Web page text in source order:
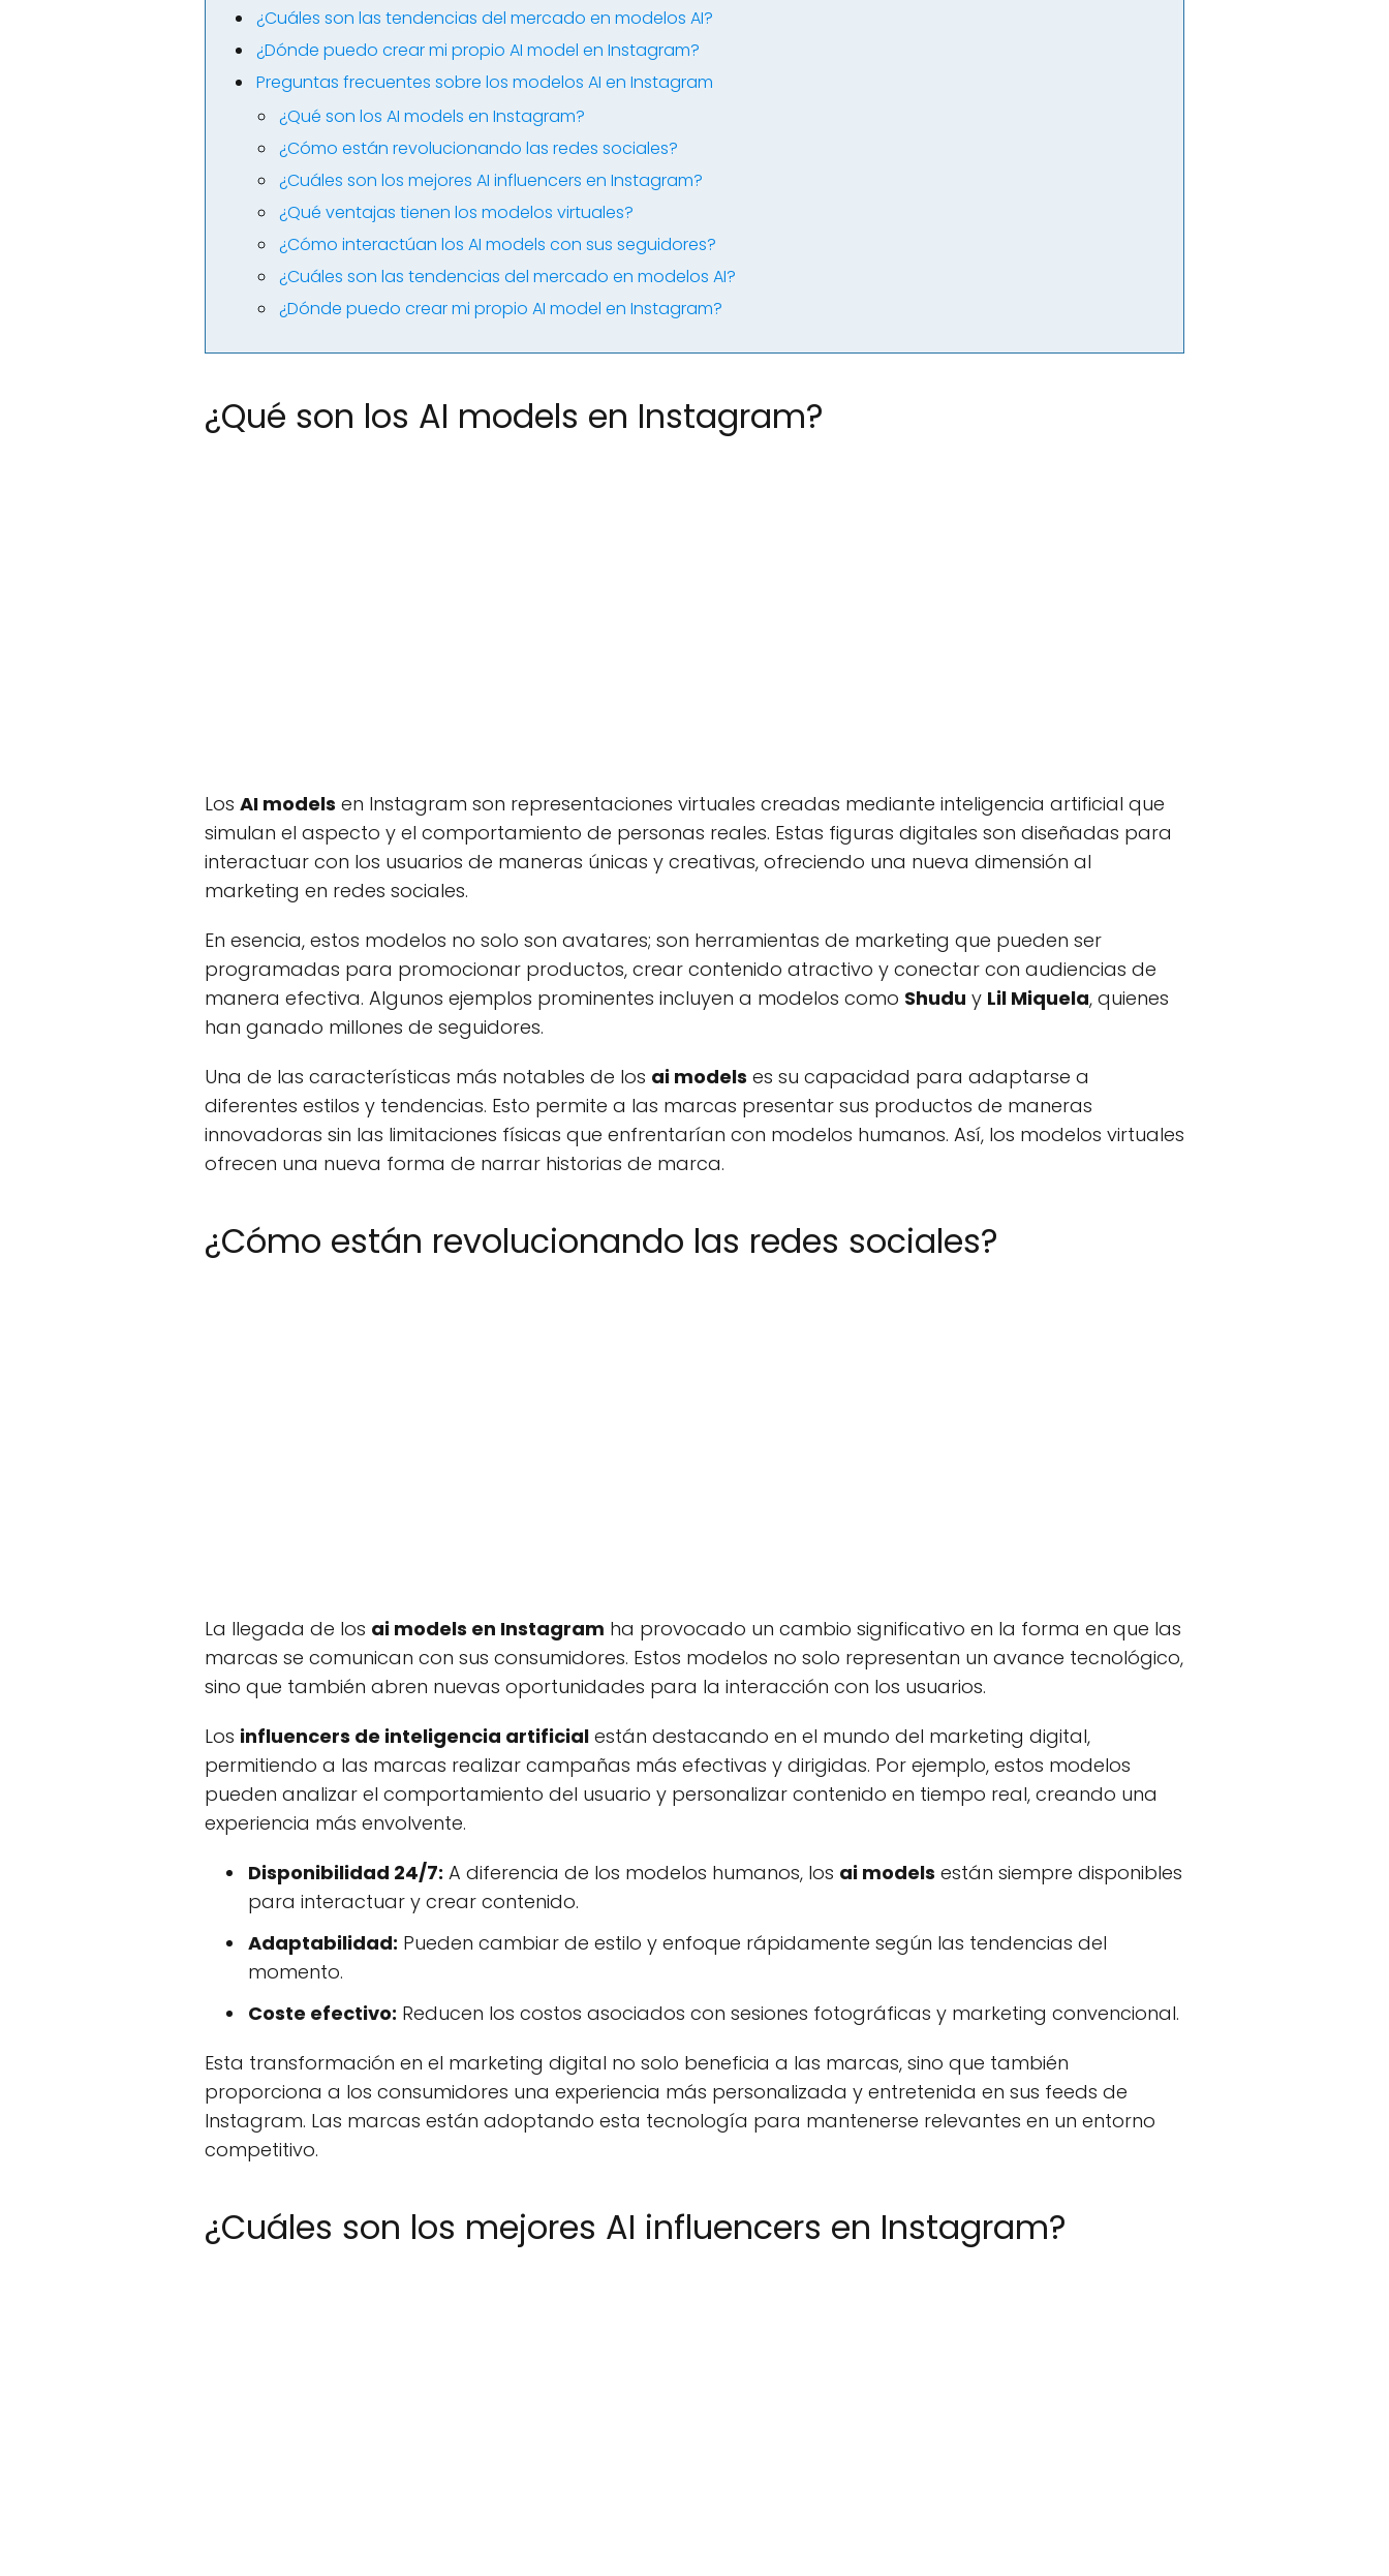
¿Cuáles son las tendencias del mercado en modelos AI?
¿Dónde puedo crear mi propio AI model en Instagram?
Preguntas frecuentes sobre los modelos AI en Instagram
¿Qué son los AI models en Instagram?
¿Cómo están revolucionando las redes sociales?
¿Cuáles son los mejores AI influencers en Instagram?
¿Qué ventajas tienen los modelos virtuales?
¿Cómo interactúan los AI models con sus seguidores?
¿Cuáles son las tendencias del mercado en modelos AI?
¿Dónde puedo crear mi propio AI model en Instagram?
¿Qué son los AI models en Instagram?
Los AI models en Instagram son representaciones virtuales creadas mediante inteligencia artificial que
simulan el aspecto y el comportamiento de personas reales. Estas figuras digitales son diseñadas para
interactuar con los usuarios de maneras únicas y creativas, ofreciendo una nueva dimensión al
marketing en redes sociales.
En esencia, estos modelos no solo son avatares; son herramientas de marketing que pueden ser
programadas para promocionar productos, crear contenido atractivo y conectar con audiencias de
manera efectiva. Algunos ejemplos prominentes incluyen a modelos como Shudu y Lil Miquela, quienes
han ganado millones de seguidores.
Una de las características más notables de los ai models es su capacidad para adaptarse a
diferentes estilos y tendencias. Esto permite a las marcas presentar sus productos de maneras
innovadoras sin las limitaciones físicas que enfrentarían con modelos humanos. Así, los modelos virtuales
ofrecen una nueva forma de narrar historias de marca.
¿Cómo están revolucionando las redes sociales?
La llegada de los ai models en Instagram ha provocado un cambio significativo en la forma en que las
marcas se comunican con sus consumidores. Estos modelos no solo representan un avance tecnológico,
sino que también abren nuevas oportunidades para la interacción con los usuarios.
Los influencers de inteligencia artificial están destacando en el mundo del marketing digital,
permitiendo a las marcas realizar campañas más efectivas y dirigidas. Por ejemplo, estos modelos
pueden analizar el comportamiento del usuario y personalizar contenido en tiempo real, creando una
experiencia más envolvente.
Disponibilidad 24/7: A diferencia de los modelos humanos, los ai models están siempre disponibles
para interactuar y crear contenido.
Adaptabilidad: Pueden cambiar de estilo y enfoque rápidamente según las tendencias del
momento.
Coste efectivo: Reducen los costos asociados con sesiones fotográficas y marketing convencional.
Esta transformación en el marketing digital no solo beneficia a las marcas, sino que también
proporciona a los consumidores una experiencia más personalizada y entretenida en sus feeds de
Instagram. Las marcas están adoptando esta tecnología para mantenerse relevantes en un entorno
competitivo.
¿Cuáles son los mejores AI influencers en Instagram?